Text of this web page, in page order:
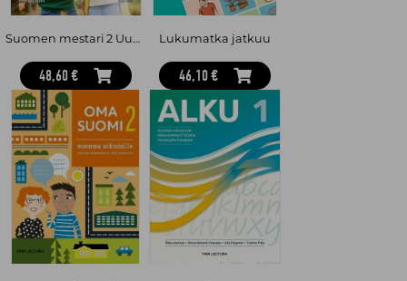
Suomen mestari 2 Uudistettu : Suomen kielen oppikirja aikuisille
48,60 €
Lukumatka jatkuu
46,10 €